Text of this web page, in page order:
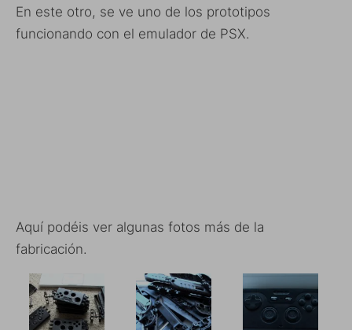
En este otro, se ve uno de los prototipos
funcionando con el emulador de PSX.
Aquí podéis ver algunas fotos más de la
fabricación.